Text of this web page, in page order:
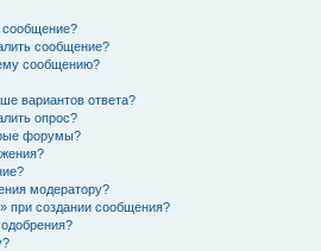
сообщение?
сообщение?
сообщению?
вариантов ответа?
опрос?
форумы?
модератору?
при создании сообщения?